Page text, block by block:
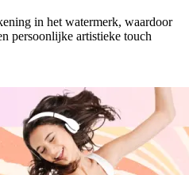
in het watermerk, waardoor
persoonlijke artistieke touch